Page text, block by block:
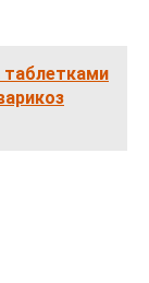
таблетками